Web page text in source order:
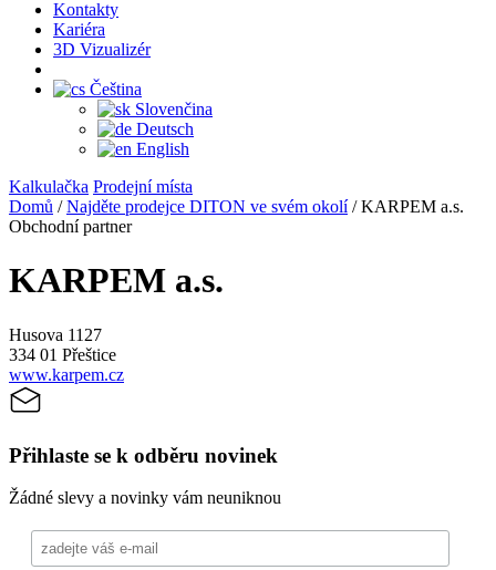
Kontakty
Kariéra
3D Vizualizér
Čeština
Slovenčina
Deutsch
English
Kalkulačka Prodejní místa
Domů /Najděte prodejce DITON ve svém okolí/KARPEM a.s.
Obchodní partner
KARPEM a.s.
Husova 1127
334 01 Přeštice
www.karpem.cz
Přihlaste se k odběru novinek
Žádné slevy a novinky vám neuniknou